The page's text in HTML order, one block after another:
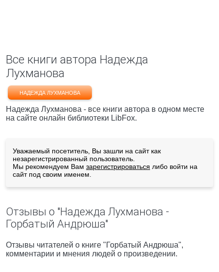
Все книги автора Надежда
Лухманова
НАДЕЖДА ЛУХМАНОВА
Надежда Лухманова - все книги автора в одном месте
на сайте онлайн библиотеки LibFox.
Уважаемый посетитель, Вы зашли на сайт как
незарегистрированный пользователь.
Мы рекомендуем Вам зарегистрироваться либо войти на
сайт под своим именем.
Отзывы о "Надежда Лухманова -
Горбатый Андрюша"
Отзывы читателей о книге "Горбатый Андрюша",
комментарии и мнения людей о произведении.